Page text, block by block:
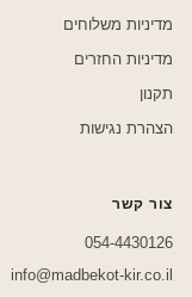
מדיניות משלוחים
מדיניות החזרים
תקנון
הצהרת נגישות
צור קשר
054-4430126
info@madbekot-kir.co.il